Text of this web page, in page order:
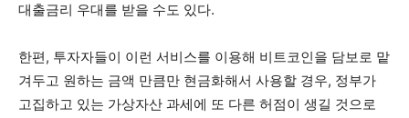
대출금리 우대를 받을 수도 있다.
한편, 투자자들이 이런 서비스를 이용해 비트코인을 담보로 맡
겨두고 원하는 금액 만큼만 현금화해서 사용할 경우, 정부가
고집하고 있는 가상자산 과세에 또 다른 허점이 생길 것으로